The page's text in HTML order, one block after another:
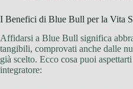
I Benefici di Blue Bull per la Vita
Affidarsi a Blue Bull significa
tangibili, comprovati anche dalle
già scelto. Ecco cosa puoi
integratore: